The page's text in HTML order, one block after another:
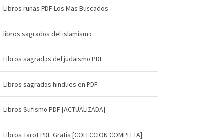
Libros runas PDF Los Mas Buscados
libros sagrados del islamismo
Libros sagrados del judaismo PDF
Libros sagrados hindues en PDF
Libros Sufismo PDF [ACTUALIZADA]
Libros Tarot PDF Gratis [COLECCION COMPLETA]